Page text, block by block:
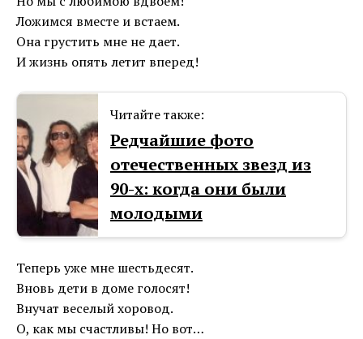
Ложимся вместе и встаем.
Она грустить мне не дает.
И жизнь опять летит вперед!
Читайте также:
Редчайшие фото
отечественных звезд из
90-х: когда они были
молодыми
Теперь уже мне шестьдесят.
Вновь дети в доме голосят!
Внучат веселый хоровод.
О, как мы счастливы! Но вот…